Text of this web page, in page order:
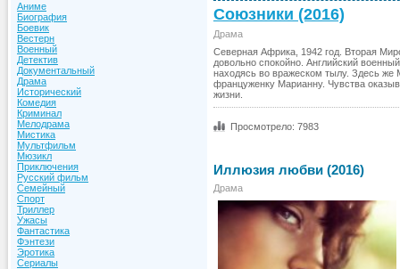
Аниме
Биография
Боевик
Вестерн
Военный
Детектив
Документальный
Драма
Исторический
Комедия
Криминал
Мелодрама
Мистика
Мультфильм
Мюзикл
Приключения
Русский фильм
Семейный
Спорт
Триллер
Ужасы
Фантастика
Фэнтези
Эротика
Сериалы
Союзники (2016)
Драма
Северная Африка, 1942 год. Вторая
довольно спокойно. Английский
находясь во вражеском тылу. Здесь же
француженку Марианну. Чувства
жизни.
Просмотрело: 7983
Иллюзия любви (2016)
Драма